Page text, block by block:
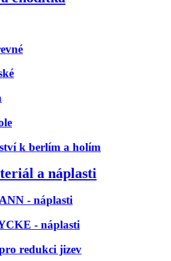
k berlím a holím
a náplasti
- náplasti
- náplasti
redukci jizev